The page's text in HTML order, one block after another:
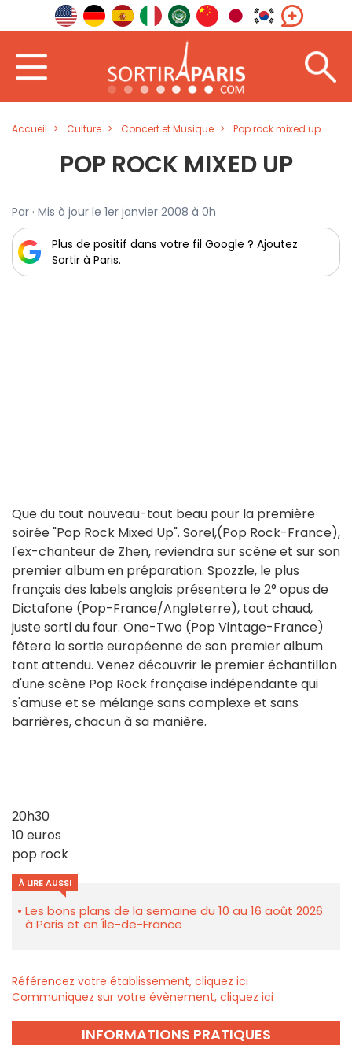
Accueil Culture Concert et Musique Pop rock mixed up
POP ROCK MIXED UP
Par · Mis à jour le 1er janvier 2008 à 0h
Plus de positif dans votre fil Google ? Ajoutez
Sortir à Paris.
Que du tout nouveau-tout beau pour la première
soirée "Pop Rock Mixed Up". Sorel,(Pop Rock-France),
l'ex-chanteur de Zhen, reviendra sur scène et sur son
premier album en préparation. Spozzle, le plus
français des labels anglais présentera le 2° opus de
Dictafone (Pop-France/Angleterre), tout chaud,
juste sorti du four. One-Two (Pop Vintage-France)
fêtera la sortie européenne de son premier album
tant attendu. Venez découvrir le premier échantillon
d'une scène Pop Rock française indépendante qui
s'amuse et se mélange sans complexe et sans
barrières, chacun à sa manière.
20h30
10 euros
pop rock
À LIRE AUSSI
Les bons plans de la semaine du 10 au 16 août 2026
à Paris et en Île-de-France
Référencez votre établissement, cliquez ici
Communiquez sur votre évènement, cliquez ici
INFORMATIONS PRATIQUES